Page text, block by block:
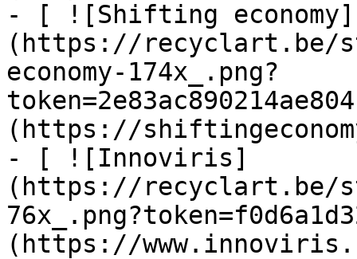
- [ ![Shifting economy]
(https://recyclart.be/
economy-174x_.png?
(https://
- [ ![Innoviris]
(https://recyclart.be/
(https://